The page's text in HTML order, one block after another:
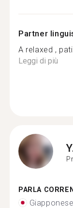
Partner
A relaxed ,
Leggi di più
PARLA
Giapponese